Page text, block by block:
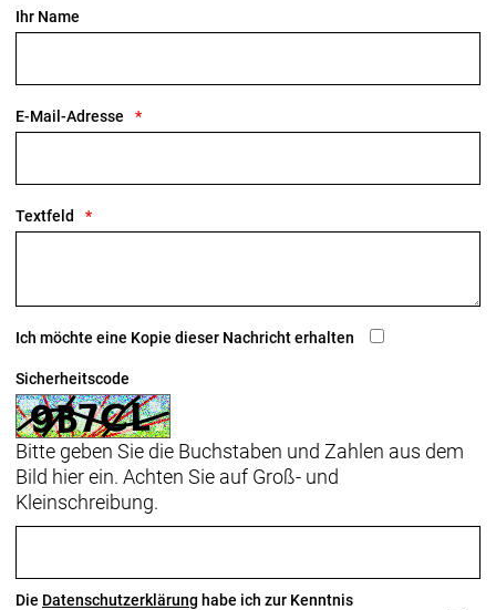
Ihr Name
E-Mail-Adresse
Textfeld
Ich möchte eine Kopie dieser Nachricht erhalten
Sicherheitscode
Bitte geben Sie die Buchstaben und Zahlen aus dem
Bild hier ein. Achten Sie auf Groß- und
Kleinschreibung.
Die Datenschutzerklärung habe ich zur Kenntnis